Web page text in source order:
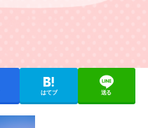
はてブ 送る